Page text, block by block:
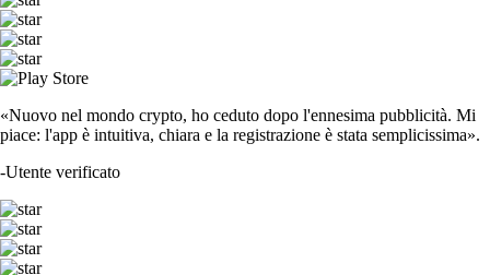
«Nuovo nel mondo crypto, ho ceduto dopo l'ennesima pubblicità. Mi
piace: l'app è intuitiva, chiara e la registrazione è stata semplicissima».
-Utente verificato